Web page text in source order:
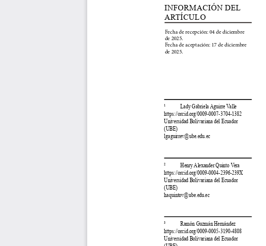
INFORMACIÓN DEL
ARTÍCULO
¹            Lady Gabriela Aguirre Valle
https://orcid.org/0009-0007-3704-1382
Universidad Bolivariana del Ecuador
(UBE)
lgaguirrev@ube.edu.ec
²            Henry Alexander Quinto Vera
https://orcid.org/0009-0004-2396-239X
Universidad Bolivariana del Ecuador
(UBE)
haquintov@ube.edu.ec
³            Ramón Guzmán Hernández
https://orcid.org/0009-0005-3190-4808
Universidad Bolivariana del Ecuador
Fecha de recepción: 04 de diciembre
de 2025.
Fecha de aceptación: 17 de diciembre
de 2025.